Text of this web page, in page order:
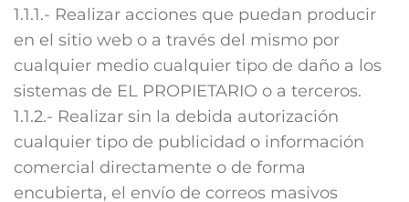
1.1.1.- Realizar acciones que puedan producir
en el sitio web o a través del mismo por
cualquier medio cualquier tipo de daño a los
sistemas de EL PROPIETARIO o a terceros.
1.1.2.- Realizar sin la debida autorización
cualquier tipo de publicidad o información
comercial directamente o de forma
encubierta, el envío de correos masivos